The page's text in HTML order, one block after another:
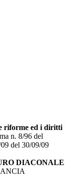
riforme ed i diritti
n. 8/96 del
del 30/09/09
DIACONALE